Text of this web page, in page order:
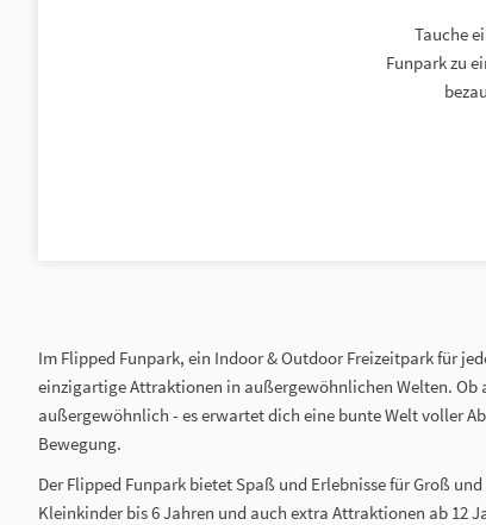
Tauche
Funpark zu
Im Flipped Funpark, ein Indoor & Outdoor Freizeitpark für
einzigartige Attraktionen in außergewöhnlichen Welten. Ob
außergewöhnlich - es erwartet dich eine bunte Welt voller
Bewegung.
Der Flipped Funpark bietet Spaß und Erlebnisse für Groß
Kleinkinder bis 6 Jahren und auch extra Attraktionen ab 12